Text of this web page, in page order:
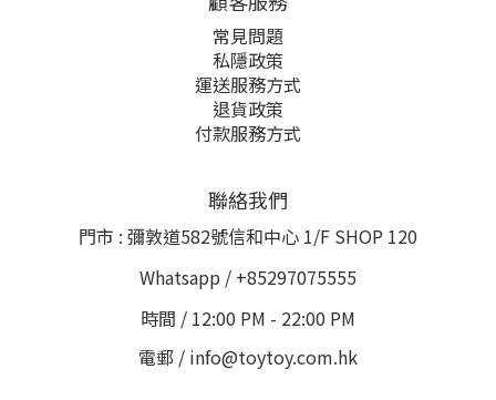
常見問題
私隱政策
運送服務方式
退貨政策
付款服務方式
聯絡我們
門市 : 彌敦道582號信和中心 1/F SHOP 120
Whatsapp / +85297075555
時間 / 12:00 PM - 22:00 PM
電郵 / info@toytoy.com.hk